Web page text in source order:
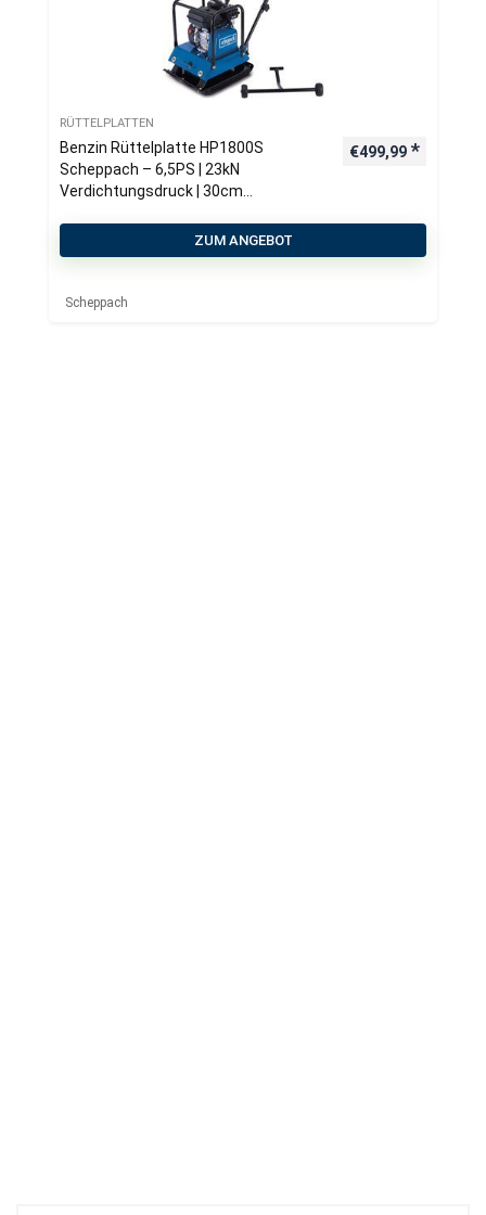
RÜTTELPLATTEN
Benzin Rüttelplatte HP1800S
Scheppach – 6,5PS | 23kN
Verdichtungsdruck | 30cm
inkl. Gummimatte & Fahrvorrichtung
€499,99
ZUM ANGEBOT
Scheppach